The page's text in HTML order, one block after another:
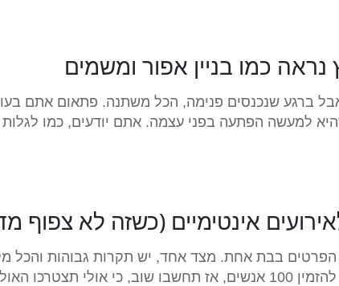
כמו בניין אפור ומשמים
אבל ברגע שנכנסים פנימה, הכל משתנה. פתאום אתם
למעשה הפתעה בפני עצמה. אתם יודעים, כמו
אינטימיים (כשזה לא צפוף
בבת אחת. מצד אחד, יש תקרות גבוהות והכל
בעיקר לאירועים קטנים כמו ברית מילה, כך שאם אתם חושבים להזמין 100 אנשים, אז